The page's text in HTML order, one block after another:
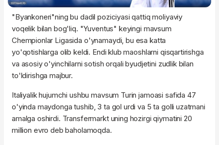
"Byankoneri"ning bu dadil poziciyasi qattiq moliyaviy
voqelik bilan bog'liq. "Yuventus" keyingi mavsum
Chempionlar Ligasida o'ynamaydi, bu esa katta
yo'qotishlarga olib keldi. Endi klub maoshlarni qisqartirishga
va asosiy o'yinchilarni sotish orqali byudjetini zudlik bilan
to'ldirishga majbur.
Italiyalik hujumchi ushbu mavsum Turin jamoasi safida 47
o'yinda maydonga tushib, 3 ta gol urdi va 5 ta golli uzatmani
amalga oshirdi. Transfermarkt uning hozirgi qiymatini 20
million evro deb baholamoqda.